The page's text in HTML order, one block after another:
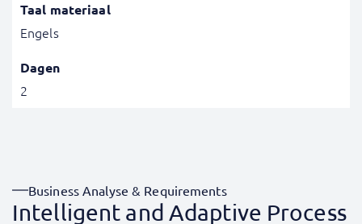
Taal materiaal
Engels
Dagen
2
Business Analyse & Requirements
Intelligent and Adaptive Process